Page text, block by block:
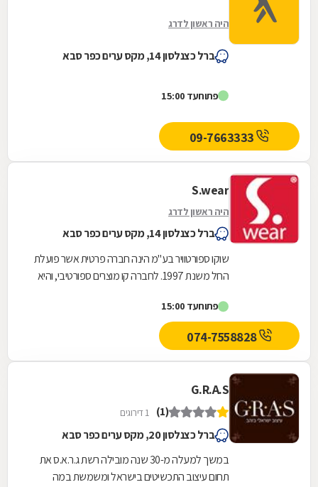
היה ראשון לדרג
ברל כצנלסון 14, מקס ערים כפר סבא
פתוחעד 15:00
09-7663333
S.wear
היה ראשון לדרג
ברל כצנלסון 14, מקס ערים כפר סבא
שוקו ספורטוויר בע"מ הינה חברה פרטית אשר פועלת
החל משנת 1997. לחברה קו מוצרים ספורטיבי, והיא
שוקו...
פתוחעד 15:00
074-7558828
G.R.A.S
(1) 1 דירוגים
ברל כצנלסון 20, מקס ערים כפר סבא
במשך למעלה מ-30 שנה מובילה רשת ג.ר.א.ס את
תחום עיצוב התכשיטים בישראל ומשמשת במה